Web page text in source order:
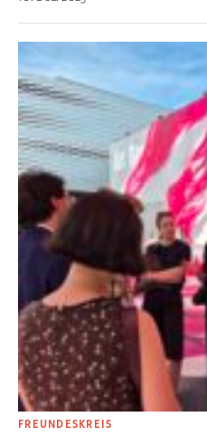
FREUNDESKREIS